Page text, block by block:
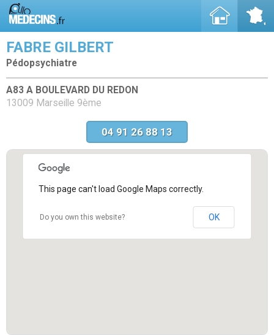
FABRE GILBERT
Pédopsychiatre
A83 A BOULEVARD DU REDON
13009 Marseille 9ème
04 91 26 88 13
This page can't load Google Maps correctly.
Do you own this website? OK